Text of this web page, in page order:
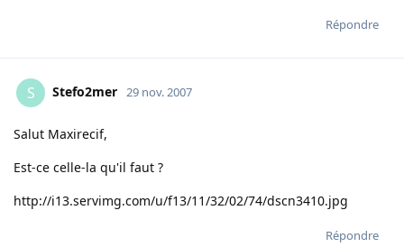
Répondre
S Stefo2mer 29 nov. 2007
Salut Maxirecif,
Est-ce celle-la qu'il faut ?
http://i13.servimg.com/u/f13/11/32/02/74/dscn3410.jpg
Répondre